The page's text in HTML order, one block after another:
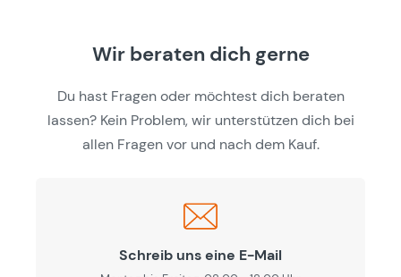
Wir beraten dich gerne
Du hast Fragen oder möchtest dich beraten
lassen? Kein Problem, wir unterstützen dich bei
allen Fragen vor und nach dem Kauf.
Schreib uns eine E-Mail